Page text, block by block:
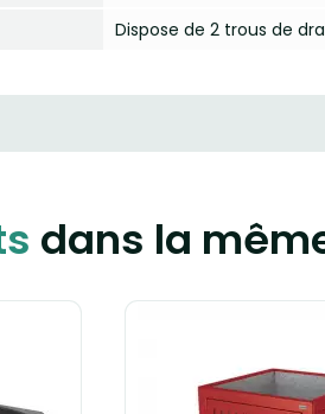
Dispose de 2 trous de
dans la